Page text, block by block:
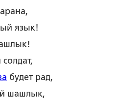
язык!
будет рад,
шашлык,